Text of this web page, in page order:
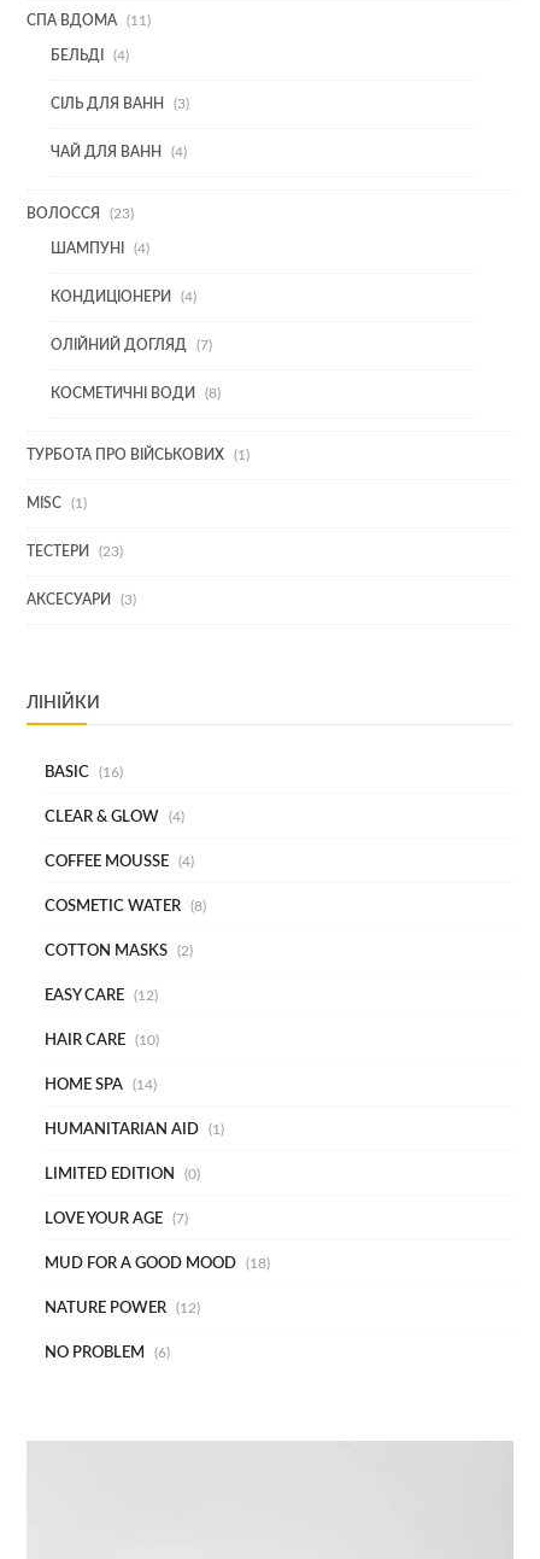
СПА ВДОМА 1111
БЕЛЬДІ
44
СІЛЬ ДЛЯ ВАНН
33
ЧАЙ ДЛЯ ВАНН
44
ВОЛОССЯ 2323
ШАМПУНІ
44
КОНДИЦІОНЕРИ
44
ОЛІЙНИЙ ДОГЛЯД
77
КОСМЕТИЧНІ ВОДИ
88
ТУРБОТА ПРО ВІЙСЬКОВИХ 11
MISC
11
ТЕСТЕРИ
2323
АКСЕСУАРИ
33
ЛІНІЙКИ
BASIC 16
CLEAR & GLOW 4
COFFEE MOUSSE 4
COSMETIC WATER 8
COTTON MASKS 2
EASY CARE 12
HAIR CARE 10
HOME SPA 14
HUMANITARIAN AID 1
LIMITED EDITION 0
LOVE YOUR AGE 7
MUD FOR A GOOD MOOD 18
NATURE POWER 12
NO PROBLEM 6